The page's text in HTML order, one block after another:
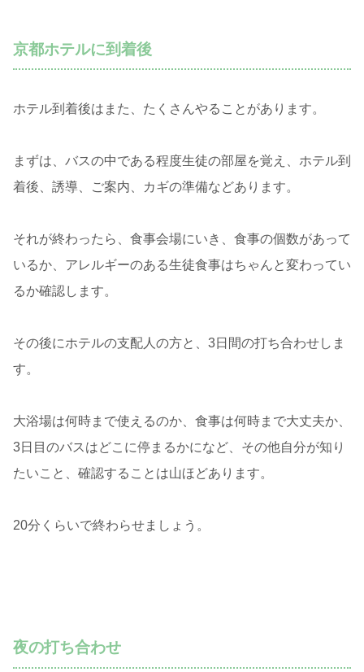
京都ホテルに到着後
ホテル到着後はまた、たくさんやることがあります。
まずは、バスの中である程度生徒の部屋を覚え、ホテル到
着後、誘導、ご案内、カギの準備などあります。
それが終わったら、食事会場にいき、食事の個数があって
いるか、アレルギーのある生徒食事はちゃんと変わってい
るか確認します。
その後にホテルの支配人の方と、3日間の打ち合わせしま
す。
大浴場は何時まで使えるのか、食事は何時まで大丈夫か、
3日目のバスはどこに停まるかになど、その他自分が知り
たいこと、確認することは山ほどあります。
20分くらいで終わらせましょう。
夜の打ち合わせ